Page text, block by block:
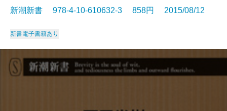
新潮新書 978-4-10-610632-3 858円 2015/08/12
新書電子書籍あり